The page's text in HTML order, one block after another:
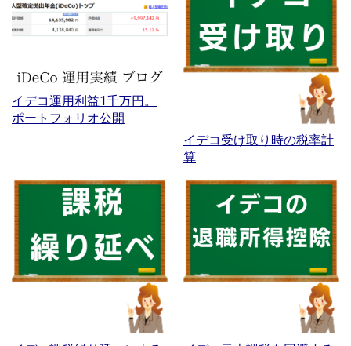
イデコ運用利益1千万円。
ポートフォリオ公開
イデコ受け取り時の税率計
算